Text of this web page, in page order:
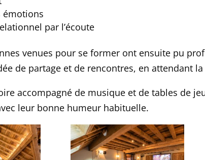
émotions
par l’écoute
venues pour se former ont ensuite pu
de partage et de rencontres, en attendant
accompagné de musique et de tables de
leur bonne humeur habituelle.